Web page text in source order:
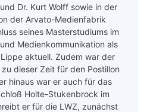
Dr. Kurt Wolff sowie in der
der Arvato-Medienfabrik
seines Masterstudiums im
Medienkommunikation als
aktuell. Zudem war der
dieser Zeit für den Postillon
hinaus war er auch für das
Holte-Stukenbrock im
er für die LWZ, zunächst